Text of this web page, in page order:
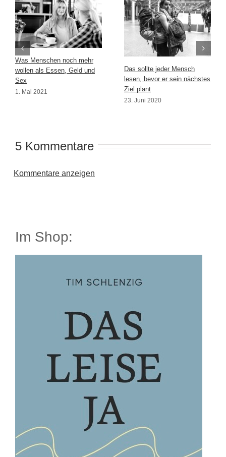
Was Menschen noch mehr
wollen als Essen, Geld und
Sex
1. Mai 2021
Das sollte jeder Mensch
lesen, bevor er sein nächstes
Ziel plant
23. Juni 2020
5 Kommentare
Kommentare anzeigen
Im Shop: